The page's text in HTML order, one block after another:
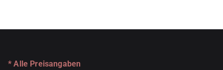
* Alle Preisangaben